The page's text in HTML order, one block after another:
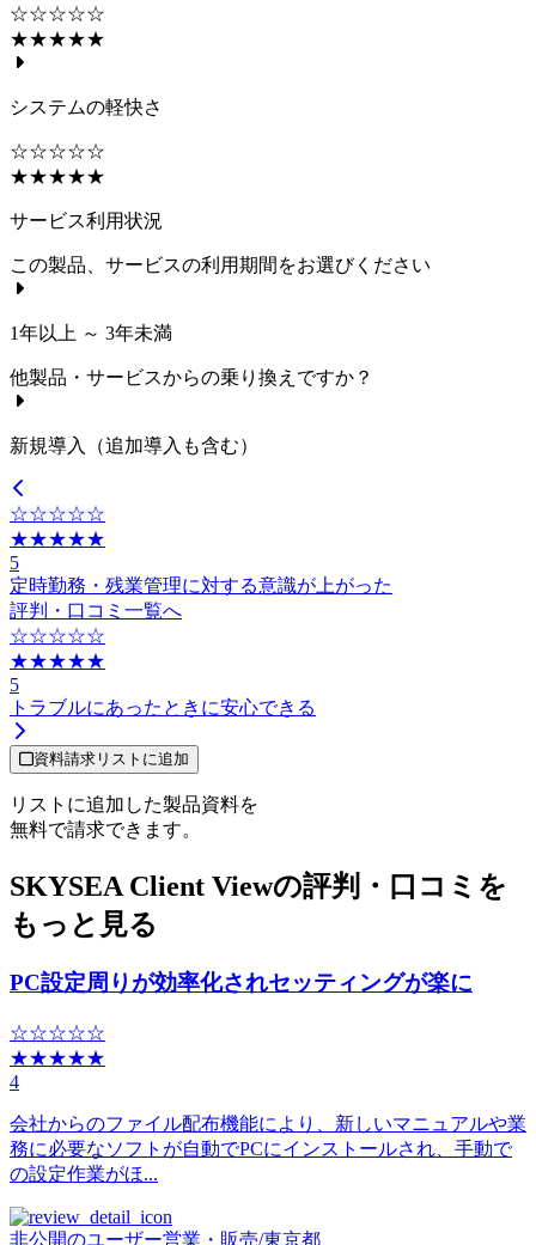
☆☆☆☆☆
★★★★★
システムの軽快さ
☆☆☆☆☆
★★★★★
サービス利用状況
この製品、サービスの利用期間をお選びください
1年以上 ～ 3年未満
他製品・サービスからの乗り換えですか？
新規導入（追加導入も含む）
☆☆☆☆☆
★★★★★
5
定時勤務・残業管理に対する意識が上がった
評判・口コミ一覧へ
☆☆☆☆☆
★★★★★
5
トラブルにあったときに安心できる
資料請求リストに追加
リストに追加した製品資料を
無料で請求できます。
SKYSEA Client Viewの評判・口コミを
もっと見る
PC設定周りが効率化されセッティングが楽に
☆☆☆☆☆
★★★★★
4
会社からのファイル配布機能により、新しいマニュアルや業
務に必要なソフトが自動でPCにインストールされ、手動で
の設定作業がほ...
非公開のユーザー営業・販売/東京都